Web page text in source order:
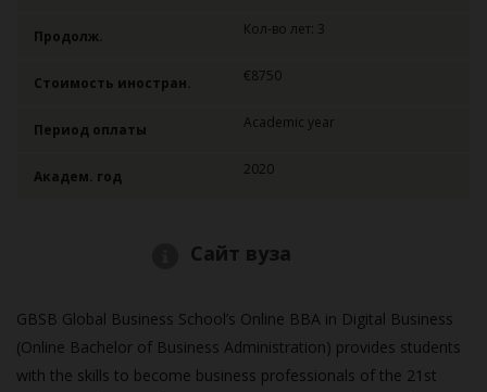
Продолж. Кол-во лет: 3
Стоимость иностран. €8750
Период оплаты Academic year
Академ. год 2020
Сайт вуза
GBSB Global Business School’s Online BBA in Digital Business
(Online Bachelor of Business Administration) provides students
with the skills to become business professionals of the 21st